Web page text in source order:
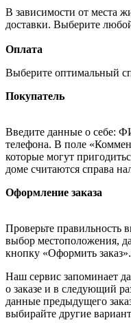
В зависимости от места
доставки. Выберите
Оплата
Выберите оптимальный
Покупатель
Введите данные о себе:
телефона. В поле
которые могут
доме считаются справа
Оформление заказа
Проверьте правильность
выбор местоположения,
кнопку «Оформить заказ».
Наш сервис запоминает
о заказе и в следующий
данные предыдущего
выбирайте другие